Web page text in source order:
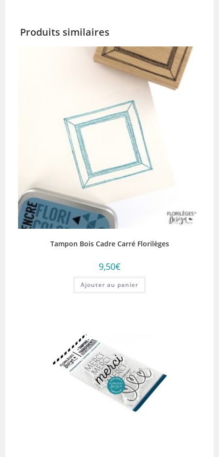
Produits similaires
Tampon Bois Cadre Carré Florilèges
9,50€
Ajouter au panier